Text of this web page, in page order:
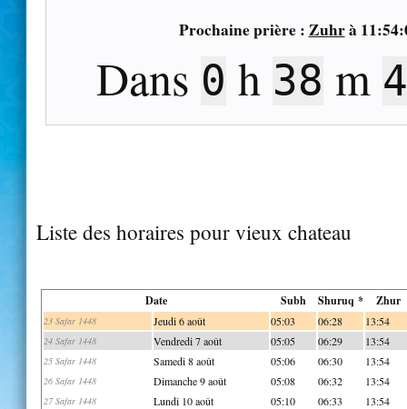
Prochaine prière : Zuhrà
Dans 0 h 38 m
Liste des horaires pour vieux chateau
Date Subh Shuruq * Zhur
23 Safar 1448 Jeudi 6 août 05:03 06:28 13:54
24 Safar 1448 Vendredi 7 août 05:05 06:29 13:54
25 Safar 1448 Samedi 8 août 05:06 06:30 13:54
26 Safar 1448 Dimanche 9 août 05:08 06:32 13:54
27 Safar 1448 Lundi 10 août 05:10 06:33 13:54